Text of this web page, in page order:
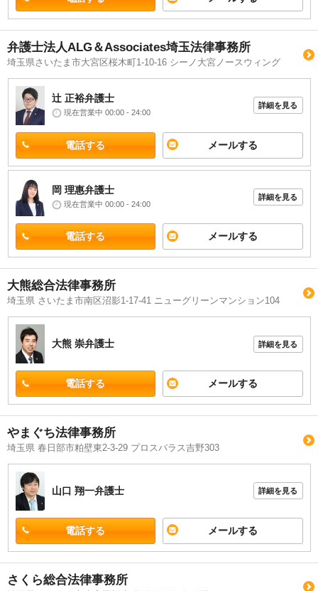
弁護士法人ALG＆Associates埼玉法律事務所
埼玉県さいたま市大宮区桜木町1-10-16 シーノ大宮ノースウィング
辻 正裕弁護士
現在営業中 00:00 - 24:00
詳細を見る
電話する メールする
岡 理惠弁護士
現在営業中 00:00 - 24:00
詳細を見る
電話する メールする
大熊総合法律事務所
埼玉県 さいたま市南区沼影1-17-41 ニューグリーンマンション104
大熊 崇弁護士 詳細を見る
電話する メールする
やまぐち法律事務所
埼玉県 春日部市粕壁東2-3-29 プロスパラス吉野303
山口 翔一弁護士 詳細を見る
電話する メールする
さくら総合法律事務所